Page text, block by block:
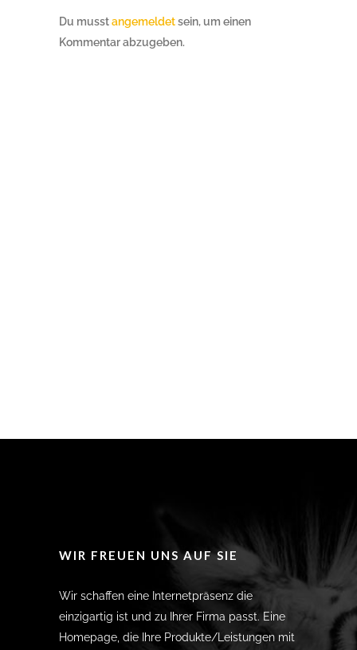
Du musstangemeldetsein, um einen
Kommentar abzugeben.
WIR FREUEN UNS AUF SIE
Wir schaffen eine Internetpräsenz die
einzigartig ist und zu Ihrer Firma passt. Eine
Homepage, die Ihre Produkte/Leistungen mit